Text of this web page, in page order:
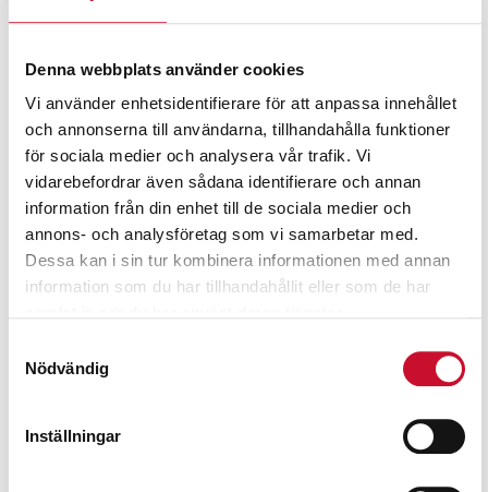
Denna webbplats använder cookies
Vi använder enhetsidentifierare för att anpassa innehållet
och annonserna till användarna, tillhandahålla funktioner
för sociala medier och analysera vår trafik. Vi
vidarebefordrar även sådana identifierare och annan
information från din enhet till de sociala medier och
annons- och analysföretag som vi samarbetar med.
Dessa kan i sin tur kombinera informationen med annan
information som du har tillhandahållit eller som de har
Nödvändig
Inställningar